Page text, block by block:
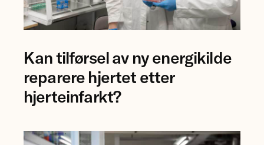
Åsa
Birgisdottir
og
forsker
Calvoli,
Kan tilførsel av ny energikilde
reparere hjertet etter
hjerteinfarkt?